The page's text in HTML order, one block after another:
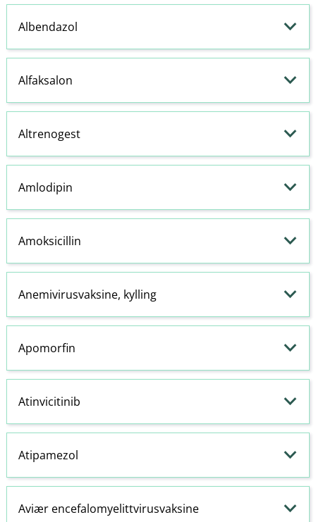
Albendazol
Alfaksalon
Altrenogest
Amlodipin
Amoksicillin
Anemivirusvaksine, kylling
Apomorfin
Atinvicitinib
Atipamezol
Aviær encefalomyelittvirusvaksine